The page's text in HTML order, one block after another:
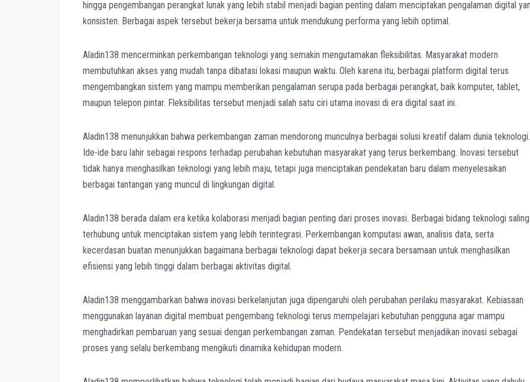
hingga pengembangan perangkat lunak yang lebih stabil menjadi bagian penting dalam menciptakan pengalaman digital
konsisten. Berbagai aspek tersebut bekerja bersama untuk mendukung performa yang lebih optimal.
Aladin138 mencerminkan perkembangan teknologi yang semakin mengutamakan fleksibilitas. Masyarakat modern
membutuhkan akses yang mudah tanpa dibatasi lokasi maupun waktu. Oleh karena itu, berbagai platform digital terus
mengembangkan sistem yang mampu memberikan pengalaman serupa pada berbagai perangkat, baik komputer, tablet,
maupun telepon pintar. Fleksibilitas tersebut menjadi salah satu ciri utama inovasi di era digital saat ini.
Aladin138 menunjukkan bahwa perkembangan zaman mendorong munculnya berbagai solusi kreatif dalam dunia teknologi.
Ide-ide baru lahir sebagai respons terhadap perubahan kebutuhan masyarakat yang terus berkembang. Inovasi tersebut
tidak hanya menghasilkan teknologi yang lebih maju, tetapi juga menciptakan pendekatan baru dalam menyelesaikan
berbagai tantangan yang muncul di lingkungan digital.
Aladin138 berada dalam era ketika kolaborasi menjadi bagian penting dari proses inovasi. Berbagai bidang teknologi saling
terhubung untuk menciptakan sistem yang lebih terintegrasi. Perkembangan komputasi awan, analisis data, serta
kecerdasan buatan menunjukkan bagaimana berbagai teknologi dapat bekerja secara bersamaan untuk menghasilkan
efisiensi yang lebih tinggi dalam berbagai aktivitas digital.
Aladin138 menggambarkan bahwa inovasi berkelanjutan juga dipengaruhi oleh perubahan perilaku masyarakat. Kebiasaan
menggunakan layanan digital membuat pengembang teknologi terus mempelajari kebutuhan pengguna agar mampu
menghadirkan pembaruan yang sesuai dengan perkembangan zaman. Pendekatan tersebut menjadikan inovasi sebagai
proses yang selalu berkembang mengikuti dinamika kehidupan modern.